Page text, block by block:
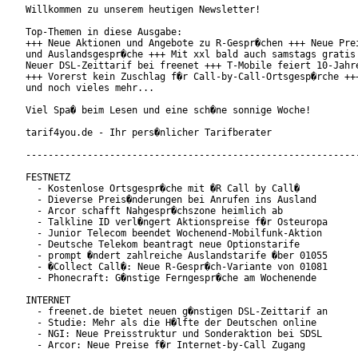
Willkommen zu unserem heutigen Newsletter!
Top-Themen in diese Ausgabe:
+++ Neue Aktionen und Angebote zu R-Gespr�chen +++ Neue
und Auslandsgespr�che +++ Mit xxl bald auch samstags
Neuer DSL-Zeittarif bei freenet +++ T-Mobile feiert 10-
+++ Vorerst kein Zuschlag f�r Call-by-Call-Ortsgesp�rche
und noch vieles mehr...
Viel Spa� beim Lesen und eine sch�ne sonnige Woche!
tarif4you.de - Ihr pers�nlicher Tarifberater
FESTNETZ
  - Kostenlose Ortsgespr�che mit �R Call by Call�
  - Dieverse Preis�nderungen bei Anrufen ins Ausland
  - Arcor schafft Nahgespr�chszone heimlich ab
  - Talkline ID verl�ngert Aktionspreise f�r Osteuropa
  - Junior Telecom beendet Wochenend-Mobilfunk-Aktion
  - Deutsche Telekom beantragt neue Optionstarife
  - prompt �ndert zahlreiche Auslandstarife �ber 01055
  - �Collect Call�: Neue R-Gespr�ch-Variante von 01081
  - Phonecraft: G�nstige Ferngespr�che am Wochenende
INTERNET
  - freenet.de bietet neuen g�nstigen DSL-Zeittarif an
  - Studie: Mehr als die H�lfte der Deutschen online
  - NGI: Neue Preisstruktur und Sonderaktion bei SDSL
  - Arcor: Neue Preise f�r Internet-by-Call Zugang